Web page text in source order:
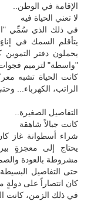
الإقامة في الوطن..
لا تعني الحياة فيه
في ذلك الذي سُمِّي
يتأقلم السمك في
يحملون دفتر
"واسطة" لترميم فجوات
كانت الحياة تشبه
الراتب، الكهرباء...
التفاصيل الصغيرة..
كانت جبالاً شاهقة
شراء أسطوانة غاز
يحتاج إلى معجزةٍ
مشروطة بالعودة
حتى التفاصيل
كان انتصاراً على دولةٍ
في ذلك الزمن، كانت